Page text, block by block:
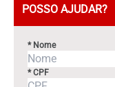
POSSO AJUDAR?
* Nome
* CPF